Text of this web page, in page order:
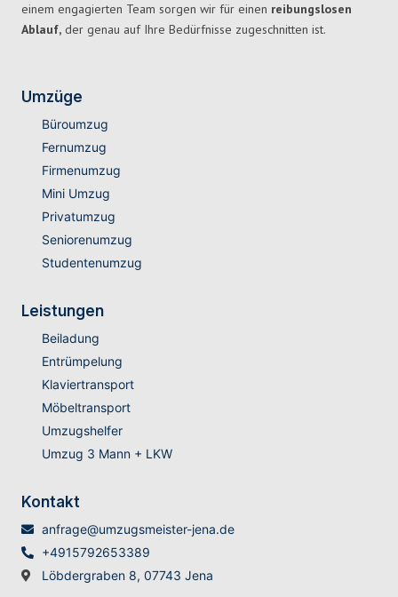
einem engagierten Team sorgen wir für einen reibungslosen
Ablauf, der genau auf Ihre Bedürfnisse zugeschnitten ist.
Umzüge
Büroumzug
Fernumzug
Firmenumzug
Mini Umzug
Privatumzug
Seniorenumzug
Studentenumzug
Leistungen
Beiladung
Entrümpelung
Klaviertransport
Möbeltransport
Umzugshelfer
Umzug 3 Mann + LKW
Kontakt
anfrage@umzugsmeister-jena.de
+4915792653389
Löbdergraben 8, 07743 Jena